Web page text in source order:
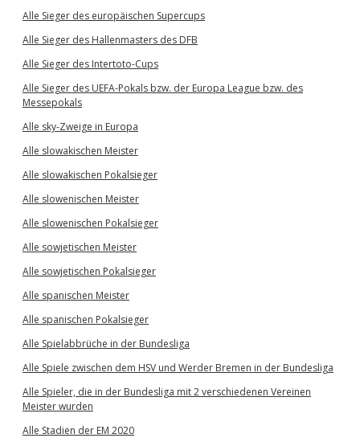
Alle Sieger des europäischen Supercups
Alle Sieger des Hallenmasters des DFB
Alle Sieger des Intertoto-Cups
Alle Sieger des UEFA-Pokals bzw. der Europa League bzw. des
Messepokals
Alle sky-Zweige in Europa
Alle slowakischen Meister
Alle slowakischen Pokalsieger
Alle slowenischen Meister
Alle slowenischen Pokalsieger
Alle sowjetischen Meister
Alle sowjetischen Pokalsieger
Alle spanischen Meister
Alle spanischen Pokalsieger
Alle Spielabbrüche in der Bundesliga
Alle Spiele zwischen dem HSV und Werder Bremen in der Bundesliga
Alle Spieler, die in der Bundesliga mit 2 verschiedenen Vereinen
Meister wurden
Alle Stadien der EM 2020